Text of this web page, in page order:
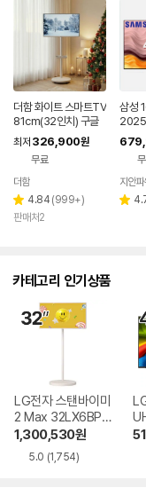
더함 화이트 스마트TV
81cm(32인치) 구글
5.0 QLED 이동식TV
최저 326,900원
무료
더함
별
점
4.84 리
(999+)
판매처2
삼성
2025
마트
설치
지안
별
카테고리 인기상품
LG전자 스탠바이미
2 Max 32LX6BPG
A
1,300,530원
5.0 (1,754)